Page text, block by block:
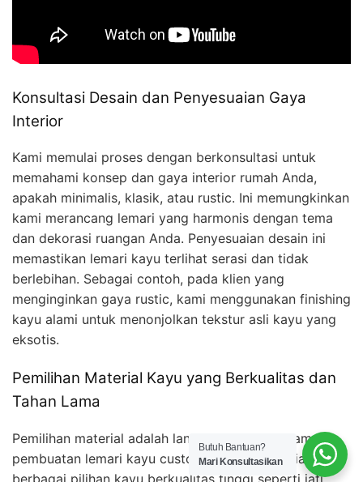
Konsultasi Desain dan Penyesuaian Gaya
Interior
Kami memulai proses dengan berkonsultasi untuk
memahami konsep dan gaya interior rumah Anda,
apakah minimalis, klasik, atau rustic. Ini memungkinkan
kami merancang lemari yang harmonis dengan tema
dan dekorasi ruangan Anda. Penyesuaian desain ini
memastikan lemari kayu terlihat serasi dan tidak
berlebihan. Sebagai contoh, pada klien yang
menginginkan gaya rustic, kami menggunakan finishing
kayu alami untuk menonjolkan tekstur asli kayu yang
eksotis.
Pemilihan Material Kayu yang Berkualitas dan
Tahan Lama
Pemilihan material adalah langkah penting dalam
pembuatan lemari kayu custom. Kami menyediakan
Butuh Bantuan?
Mari Konsultasikan